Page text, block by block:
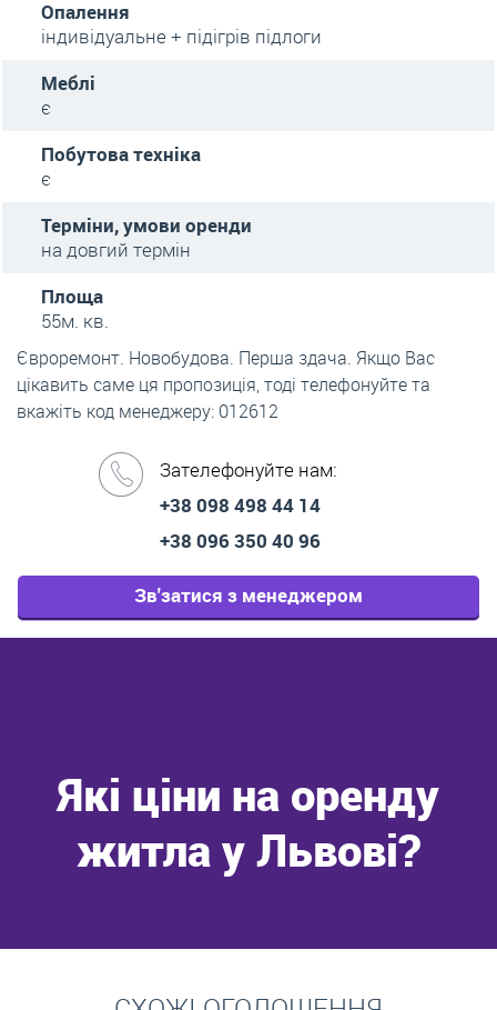
Опалення
індивідуальне + підігрів підлоги
Меблі
є
Побутова техніка
є
Терміни, умови оренди
на довгий термін
Площа
55м. кв.
Євроремонт. Новобудова. Перша здача. Якщо Вас
цікавить саме ця пропозиція, тоді телефонуйте та
вкажіть код менеджеру: 012612
Зателефонуйте нам:
+38 098 498 44 14
+38 096 350 40 96
Зв'затися з менеджером
Які ціни на оренду
житла у Львові?